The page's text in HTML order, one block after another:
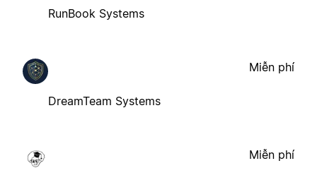
RunBook Systems
DreamTeam Systems
Miễn phí
Miễn phí